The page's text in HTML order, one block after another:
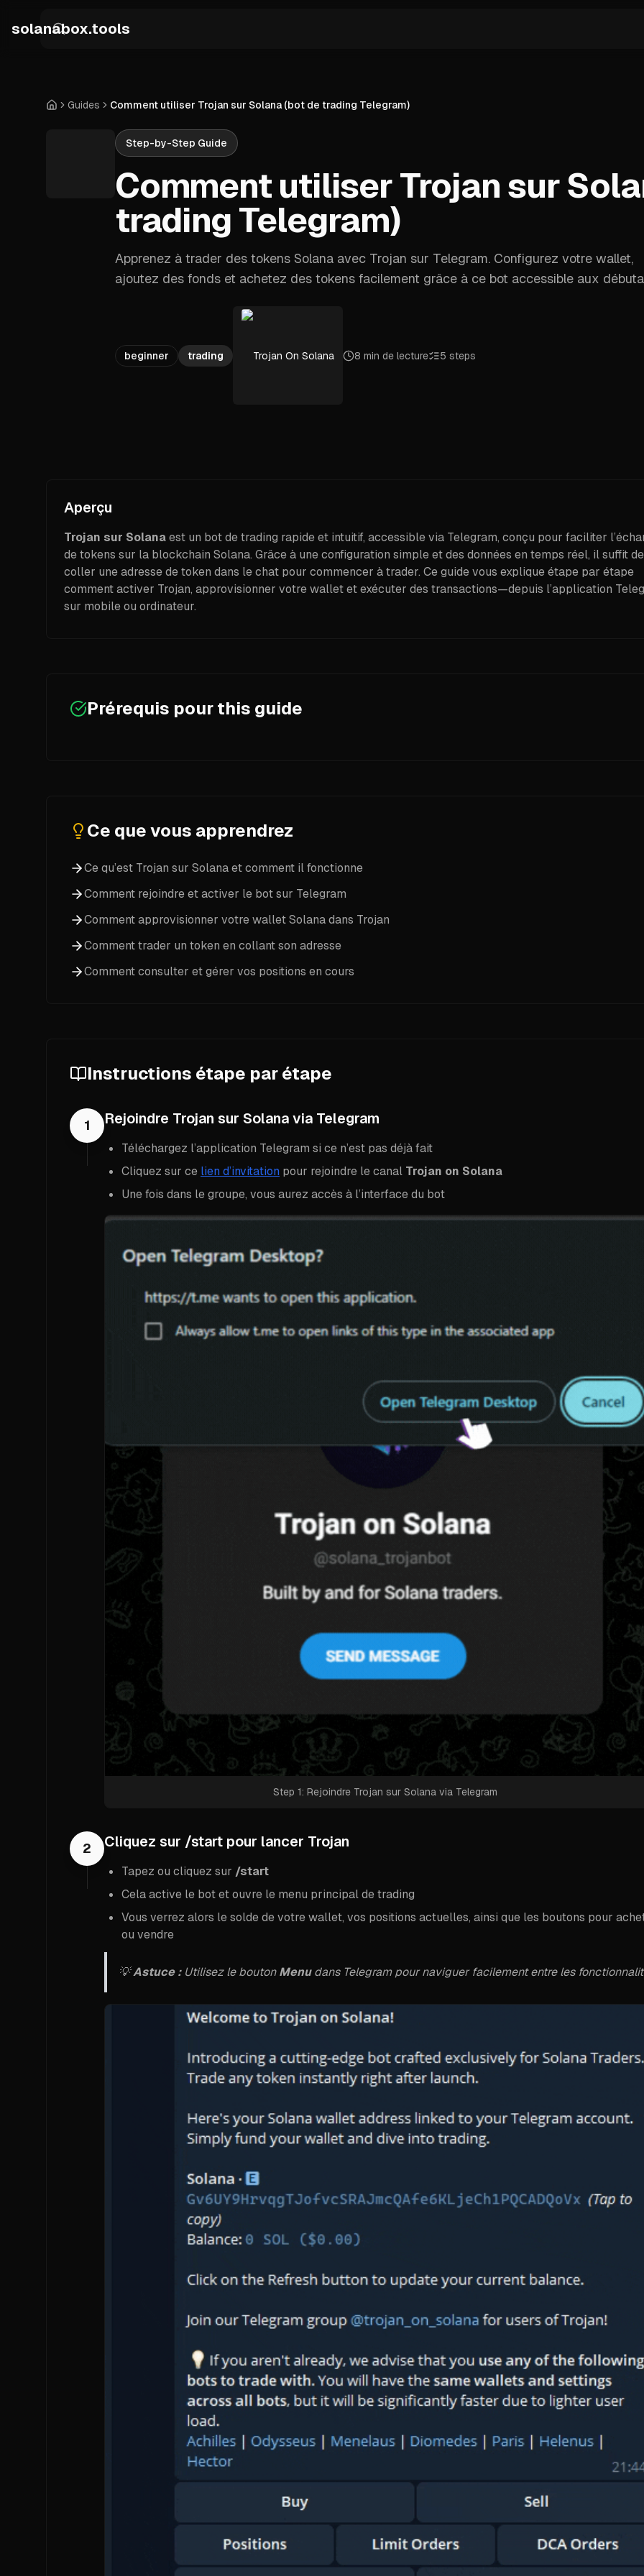
solanabox.tools
AccueilGuides Comment utiliser Trojan sur Solana (bot de trading Telegram)
Step-by-Step Guide
Comment utiliser Trojan sur
trading Telegram)
Apprenez à trader des tokens Solana avec Trojan sur Telegram. Configurez votre wallet,
ajoutez des fonds et achetez des tokens facilement grâce à ce bot accessible aux
beginner trading Trojan On Solana 8 min de lecture 5 steps
Aperçu
Trojan sur Solanaest un bot de trading rapide et intuitif, accessible via Telegram, conçu pour faciliter
de tokens sur la blockchain Solana. Grâce à une configuration simple et des données en temps réel, il suffit de
coller une adresse de token dans le chat pour commencer à trader. Ce guide vous explique étape par étape
comment activer Trojan, approvisionner votre wallet et exécuter des transactions—depuis l’application
sur mobile ou ordinateur.
Prérequis pourthis guide
Ce que vous apprendrez
Ce qu’est Trojan sur Solana et comment il fonctionne
Comment rejoindre et activer le bot sur Telegram
Comment approvisionner votre wallet Solana dans Trojan
Comment trader un token en collant son adresse
Comment consulter et gérer vos positions en cours
Instructions étape par étape
1 Rejoindre Trojan sur Solana via Telegram
Téléchargez l’application Telegram si ce n’est pas déjà fait
Cliquez sur ce lien d’invitation pour rejoindre le canal Trojan on Solana
Une fois dans le groupe, vous aurez accès à l’interface du bot
Step 1: Rejoindre Trojan sur Solana via Telegram
2 Cliquez sur /start pour lancer Trojan
Tapez ou cliquez sur /start
Cela active le bot et ouvre le menu principal de trading
Vous verrez alors le solde de votre wallet, vos positions actuelles, ainsi que les boutons pour
ou vendre
💡Astuce :Utilisez le boutonMenudans Telegram pour naviguer facilement entre les